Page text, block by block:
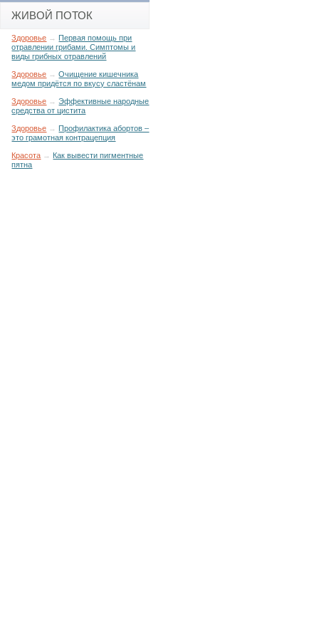
ЖИВОЙ ПОТОК
Здоровье → Первая помощь при
отравлении грибами. Симптомы и
виды грибных отравлений
Здоровье →Очищение кишечника
медом придётся по вкусу сластёнам
Здоровье →Эффективные народные
средства от цистита
Здоровье → Профилактика абортов –
это грамотная контрацепция
Красота → Как вывести пигментные
пятна